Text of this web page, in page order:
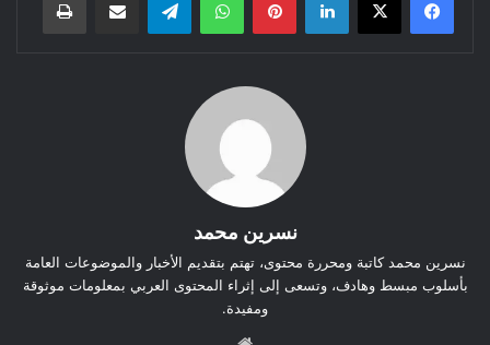
نسرين محمد
نسرين محمد كاتبة ومحررة محتوى، تهتم بتقديم الأخبار والموضوعات العامة
بأسلوب مبسط وهادف، وتسعى إلى إثراء المحتوى العربي بمعلومات موثوقة
ومفيدة.